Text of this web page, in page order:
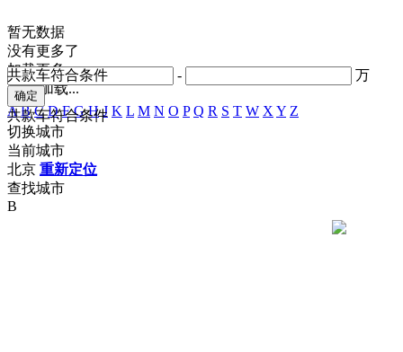
- 万
共款车符合条件
共款车符合条件
暂无数据
没有更多了
加载更多
正在加载...
A B C D F G H J K L M N O P Q R S T W X Y Z
切换城市
当前城市
北京 重新定位
查找城市
B